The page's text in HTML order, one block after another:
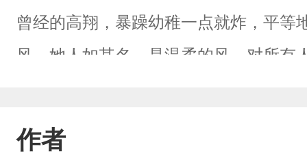
曾经的高翔，暴躁幼稚一点就炸，平等
风，她人如其名，是温柔的风，对所
奔向的终点。急切的鸟被晚风安抚，
作者